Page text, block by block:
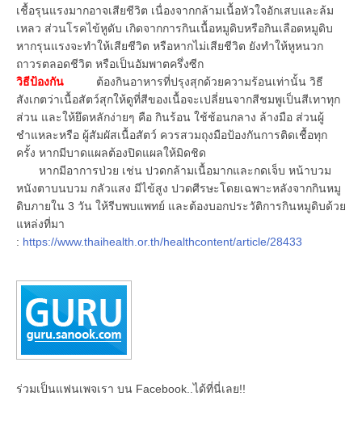
เชื้อรุนแรงมากอาจเสียชีวิต เนื่องจากกล้ามเนื้อหัวใจอักเสบและล้ม
เหลว ส่วนโรคไข้หูดับ เกิดจากการกินเนื้อหมูดิบหรือกินเลือดหมูดิบ
หากรุนแรงจะทำให้เสียชีวิต หรือหากไม่เสียชีวิต ยังทำให้หูหนวก
ถาวรตลอดชีวิต หรือเป็นอัมพาตครึ่งซีก
วิธีป้องกัน ต้องกินอาหารที่ปรุงสุกด้วยความร้อนเท่านั้น วิธี
สังเกตว่าเนื้อสัตว์สุกให้ดูที่สีของเนื้อจะเปลี่ยนจากสีชมพูเป็นสีเทาทุก
ส่วน และให้ยึดหลักง่ายๆ คือ กินร้อน ใช้ช้อนกลาง ล้างมือ ส่วนผู้
ชำแหละหรือ ผู้สัมผัสเนื้อสัตว์ ควรสวมถุงมือป้องกันการติดเชื้อทุก
ครั้ง หากมีบาดแผลต้องปิดแผลให้มิดชิด
หากมีอาการป่วย เช่น ปวดกล้ามเนื้อมากและกดเจ็บ หน้าบวม
หนังตาบนบวม กลัวแสง มีไข้สูง ปวดศีรษะโดยเฉพาะหลังจากกินหมู
ดิบภายใน 3 วัน ให้รีบพบแพทย์ และต้องบอกประวัติการกินหมูดิบด้วย
แหล่งที่มา
: https://www.thaihealth.or.th/healthcontent/article/28433
ร่วมเป็นแฟนเพจเรา บน Facebook..ได้ที่นี่เลย!!